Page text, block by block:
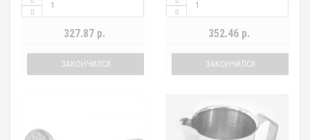
327.87 р.
ЗАКОНЧИЛСЯ
352.46 р.
ЗАКОНЧИЛСЯ